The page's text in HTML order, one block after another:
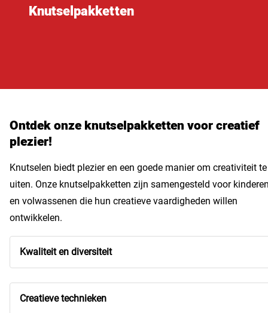
Knutselpakketten
Ontdek onze knutselpakketten voor creatief
plezier!
Knutselen biedt plezier en een goede manier om creativiteit te
uiten. Onze knutselpakketten zijn samengesteld voor
en volwassenen die hun creatieve vaardigheden willen
ontwikkelen.
Kwaliteit en diversiteit
Creatieve technieken